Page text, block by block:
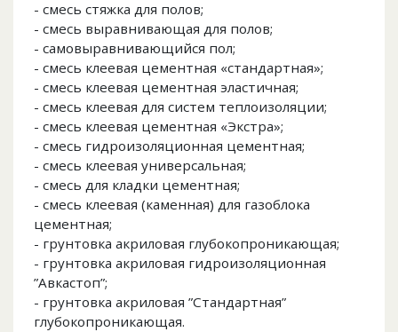
- смесь стяжка для полов;
- смесь выравнивающая для полов;
- самовыравнивающийся пол;
- смесь клеевая цементная «стандартная»;
- смесь клеевая цементная эластичная;
- смесь клеевая для систем теплоизоляции;
- смесь клеевая цементная «Экстра»;
- смесь гидроизоляционная цементная;
- смесь клеевая универсальная;
- смесь для кладки цементная;
- смесь клеевая (каменная) для газоблока
цементная;
- грунтовка акриловая глубокопроникающая;
- грунтовка акриловая гидроизоляционная
”Авкастоп”;
- грунтовка акриловая ”Стандартная”
глубокопроникающая.